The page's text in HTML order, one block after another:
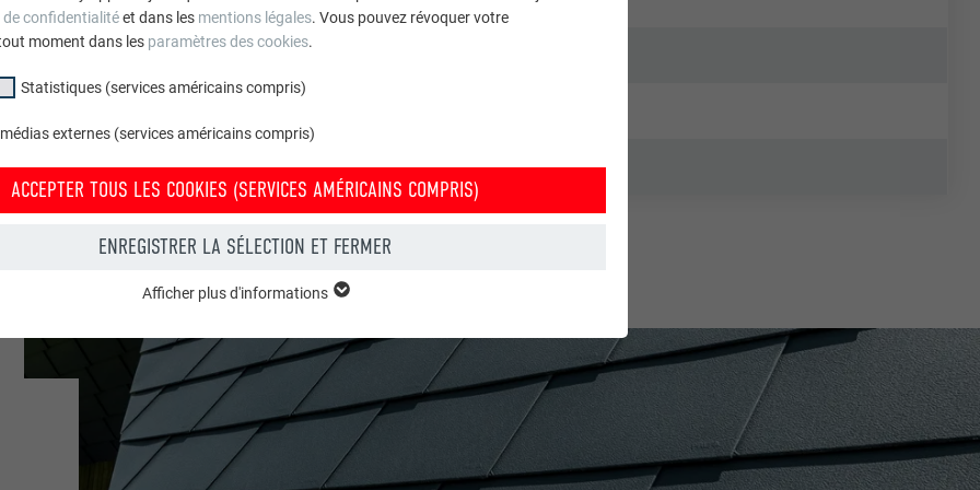
& Wir
confidentialitéet dans les mentions légales. Vous pouvez révoquer votre
moment dans les paramètres des cookies.
Statistiques (services américains compris)
externes (services américains compris)
ACCEPTER TOUS LES COOKIES (SERVICES AMÉRICAINS COMPRIS)
ENREGISTRER LA SÉLECTION ET FERMER
le site Internet fonctionne correctement.
PHPSESSID
Afficher les informations relatives aux cookies
AMÉRICAINS COMPRIS)
(services américains compris) » nous aident à comprendre comment le site
Afficher plus d'informations